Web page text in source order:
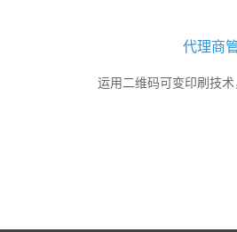
代理商
运用二维码可变印刷技